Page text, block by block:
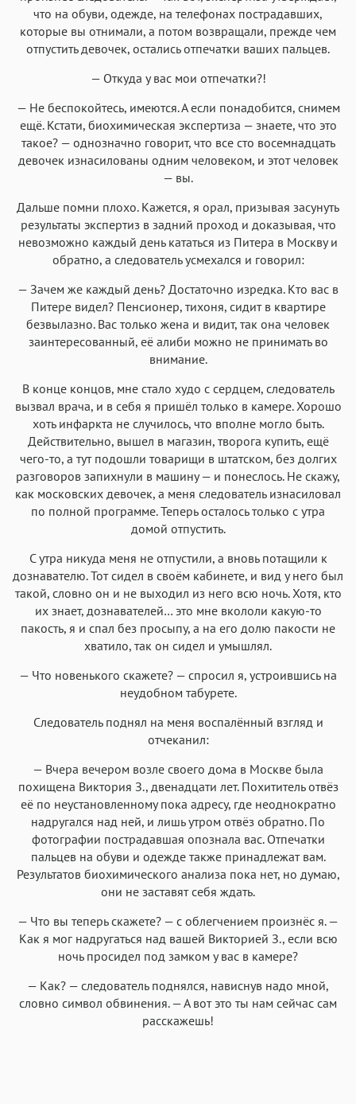
что на обуви, одежде, на телефонах пострадавших,
которые вы отнимали, а потом возвращали, прежде чем
отпустить девочек, остались отпечатки ваших пальцев.
— Откуда у вас мои отпечатки?!
— Не беспокойтесь, имеются. А если понадобится, снимем
ещё. Кстати, биохимическая экспертиза — знаете, что это
такое? — однозначно говорит, что все сто восемнадцать
девочек изнасилованы одним человеком, и этот человек
— вы.
Дальше помни плохо. Кажется, я орал, призывая засунуть
результаты экспертиз в задний проход и доказывая, что
невозможно каждый день кататься из Питера в Москву и
обратно, а следователь усмехался и говорил:
— Зачем же каждый день? Достаточно изредка. Кто вас в
Питере видел? Пенсионер, тихоня, сидит в квартире
безвылазно. Вас только жена и видит, так она человек
заинтересованный, её алиби можно не принимать во
внимание.
В конце концов, мне стало худо с сердцем, следователь
вызвал врача, и в себя я пришёл только в камере. Хорошо
хоть инфаркта не случилось, что вполне могло быть.
Действительно, вышел в магазин, творога купить, ещё
чего-то, а тут подошли товарищи в штатском, без долгих
разговоров запихнули в машину — и понеслось. Не скажу,
как московских девочек, а меня следователь изнасиловал
по полной программе. Теперь осталось только с утра
домой отпустить.
С утра никуда меня не отпустили, а вновь потащили к
дознавателю. Тот сидел в своём кабинете, и вид у него был
такой, словно он и не выходил из него всю ночь. Хотя, кто
их знает, дознавателей… это мне вкололи какую-то
пакость, я и спал без просыпу, а на его долю пакости не
хватило, так он сидел и умышлял.
— Что новенького скажете? — спросил я, устроившись на
неудобном табурете.
Следователь поднял на меня воспалённый взгляд и
отчеканил:
— Вчера вечером возле своего дома в Москве была
похищена Виктория З., двенадцати лет. Похититель отвёз
её по неустановленному пока адресу, где неоднократно
надругался над ней, и лишь утром отвёз обратно. По
фотографии пострадавшая опознала вас. Отпечатки
пальцев на обуви и одежде также принадлежат вам.
Результатов биохимического анализа пока нет, но думаю,
они не заставят себя ждать.
— Что вы теперь скажете? — с облегчением произнёс я. —
Как я мог надругаться над вашей Викторией З., если всю
ночь просидел под замком у вас в камере?
— Как? — следователь поднялся, нависнув надо мной,
словно символ обвинения. — А вот это ты нам сейчас сам
расскажешь!